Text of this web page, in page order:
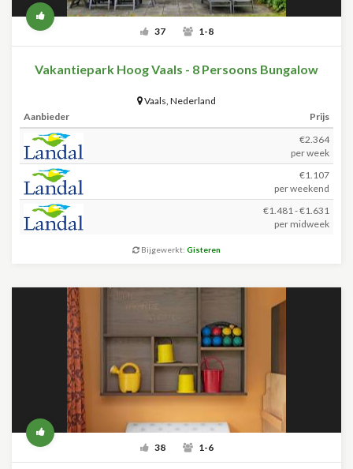
37 1-8
Vakantiepark Hoog Vaals - 8 Persoons Bungalow
Vaals, Nederland
Aanbieder
Prijs
€2.364
per week
€1.107
per weekend
€1.481 - €1.631
per midweek
Bijgewerkt: Gisteren
38 1-6